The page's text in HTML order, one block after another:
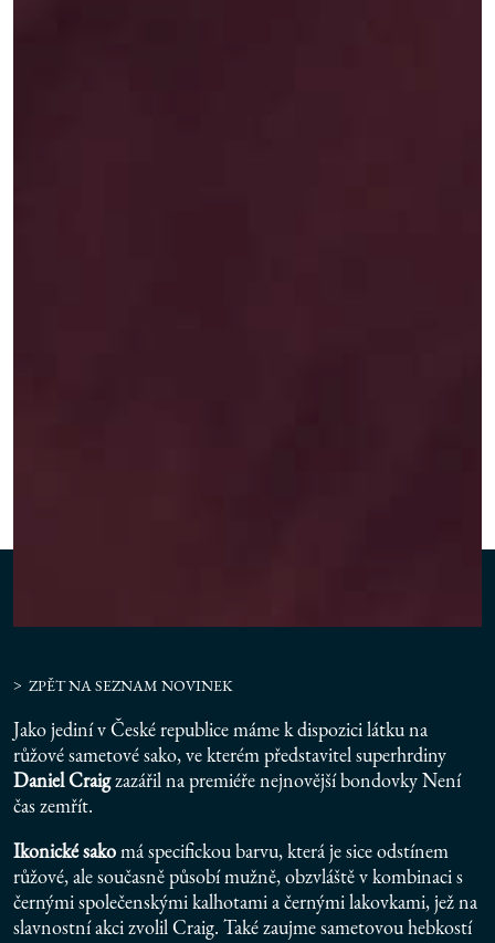
ZPĚT NA SEZNAM NOVINEK
Jako jediní v České republice máme k dispozici látku na
růžové sametové sako, ve kterém představitel superhrdiny
Daniel Craigzazářil na premiéře nejnovější bondovky Není
čas zemřít.
Ikonické sakomá specifickou barvu, která je sice odstínem
růžové, ale současně působí mužně, obzvláště v kombinaci s
černými společenskými kalhotami a černými lakovkami, jež na
slavnostní akci zvolil Craig. Také zaujme sametovou hebkostí